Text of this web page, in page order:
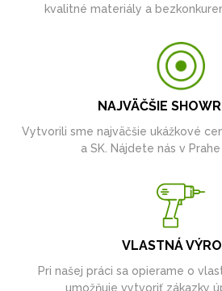
kvalitné materiály a
NAJVÄČŠIE
Vytvorili sme najväčšie ukážkové
a SK. Nájdete nás v
VLASTNÁ
Pri našej práci sa opierame o
umožňuje vytvoriť zákazky